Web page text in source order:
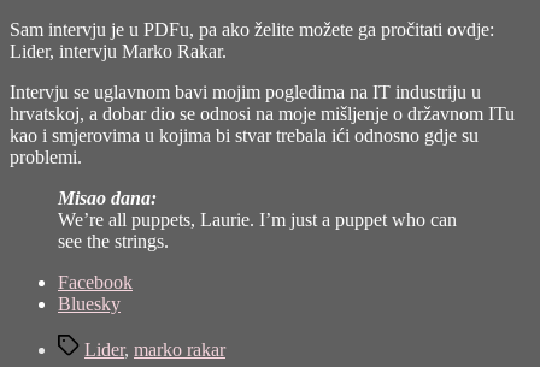
Sam intervju je u PDFu, pa ako želite možete ga pročitati ovdje:
Lider, intervju Marko Rakar.
Intervju se uglavnom bavi mojim pogledima na IT industriju u
hrvatskoj, a dobar dio se odnosi na moje mišljenje o državnom ITu
kao i smjerovima u kojima bi stvar trebala ići odnosno gdje su
problemi.
Misao dana:
We’re all puppets, Laurie. I’m just a puppet who can
see the strings.
Share
"Intervju
Facebook
Bluesky
TagsLider, marko rakar